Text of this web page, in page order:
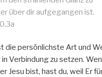
über dir aufgegangen ist.
die persönlichste Art und
Verbindung zu setzen.
Jesu bist, hast du, weil Er